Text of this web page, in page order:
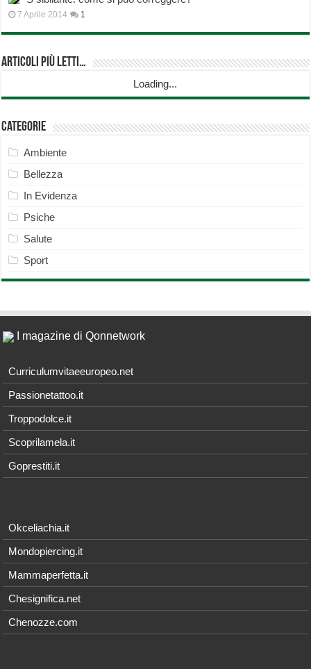
7 Aprile 2014 1
Articoli più Letti…
Loading...
Categorie
Ambiente
Bellezza
In Evidenza
Psiche
Salute
Sport
I magazine di Qonnetwork
Curriculumvitaeeuropeo.net
Passionetattoo.it
Troppodolce.it
Scoprilamela.it
Goprestiti.it
Okceliachia.it
Mondopiercing.it
Mammaperfetta.it
Chesignifica.net
Chenozze.com